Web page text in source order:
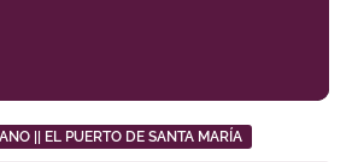
|| EL PUERTO DE SANTA MARÍA